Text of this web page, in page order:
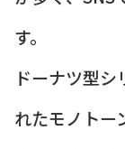
す。
ドーナツ型
れたモノトー